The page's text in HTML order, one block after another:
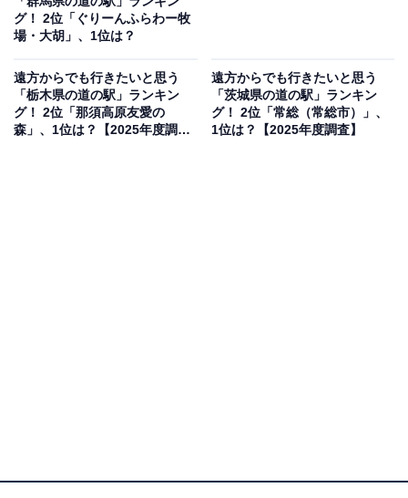
性／愛知県）、「秩父名物の『豚みそ丼』や『ホルモン
ら」（40代女性／福井県）、「温泉で癒やされつつ秩父
観光も楽しめる」（40代男性／埼玉県）といった声が集
まりました。
グ！ 2位「ぐりーんふらわー牧
場・大胡」、1位は？
遠方からでも行きたいと思う
「栃木県の道の駅」ランキン
グ！ 2位「那須高原友愛の
森」、1位は？【2025年度調
遠方からでも行きたいと思う
「茨城県の道の駅」ランキン
グ！ 2位「常総（常総市）」、
1位は？【2025年度調査】